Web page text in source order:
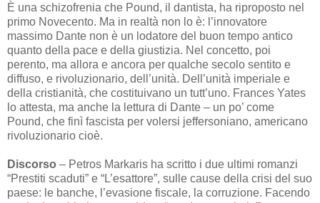
È una schizofrenia che Pound, il dantista, ha riproposto nel
primo Novecento. Ma in realtà non lo è: l’innovatore
massimo Dante non è un lodatore del buon tempo antico
quanto della pace e della giustizia. Nel concetto, poi
perento, ma allora e ancora per qualche secolo sentito e
diffuso, e rivoluzionario, dell’unità. Dell’unità imperiale e
della cristianità, che costituivano un tutt’uno. Frances Yates
lo attesta, ma anche la lettura di Dante – un po’ come
Pound, che finì fascista per volersi jeffersoniano, americano
rivoluzionario cioè.
Discorso – Petros Markaris ha scritto i due ultimi romanzi
“Prestiti scaduti” e “L’esattore”, sulle cause della crisi del suo
paese: le banche, l’evasione fiscale, la corruzione. Facendo